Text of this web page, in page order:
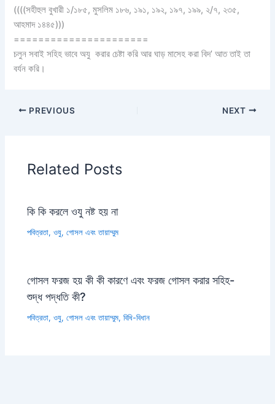
((((সহীহুল বুখারী ১/১৮৫, মুসলিম ১৮৬, ১৯১, ১৯২, ১৯৭, ১৯৯, ২/৭, ২৩৫,
আহমাদ ১৪৪৫)))
======================
চলুন সবাই সহিহ ভাবে অযু করার চেষ্টা করি আর ঘাড় মাসেহ করা বিদ’ আত তাই তা
বর্যন করি।⁠⁠⁠⁠
PREVIOUS NEXT
Related Posts
কি কি করলে ওযু নষ্ট হয় না
পবিত্রতা, ওযু, গোসল এবং তায়াম্মুম
গোসল ফরজ হয় কী কী কারণে এবং ফরজ গোসল করার সহিহ-
শুদ্ধ পদ্ধতি কী?
পবিত্রতা, ওযু, গোসল এবং তায়াম্মুম,বিধি-বিধান